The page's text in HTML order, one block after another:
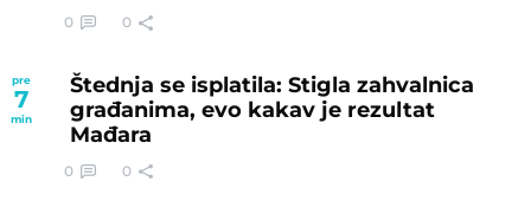
0 0
pre
7
min
Štednja se isplatila: Stigla zahvalnica
građanima, evo kakav je rezultat
Mađara
0 0